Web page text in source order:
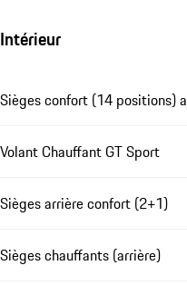
Intérieur
Sièges confort (14 positions)
Volant Chauffant GT Sport
Sièges arrière confort (2+1)
Sièges chauffants (arrière)